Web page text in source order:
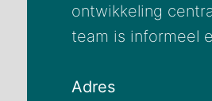
ontwikkeling
team is informeel
Adres